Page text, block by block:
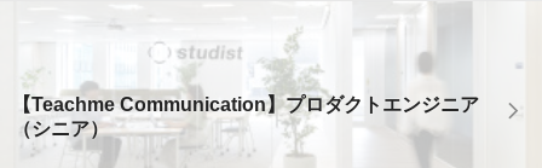
【Teachme Communication】プロダクトエンジニア
（シニア）